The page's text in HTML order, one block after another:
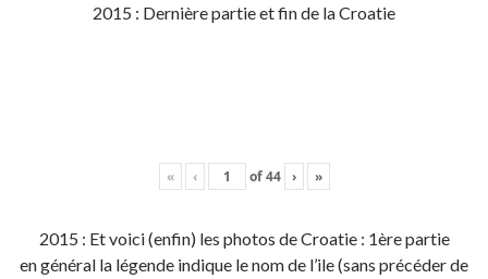
2015 : Dernière partie et fin de la Croatie
« ‹ of44 › »
2015 : Et voici (enfin) les photos de Croatie : 1ère partie
en général la légende indique le nom de l’ile (sans précéder de